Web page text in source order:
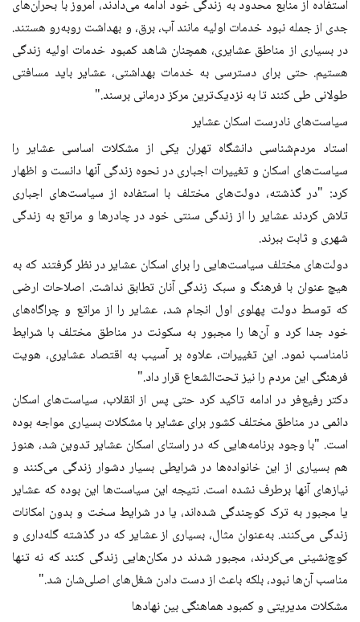
استفاده از منابع محدود به زندگی خود ادامه می‌دادند، امروز با بحران‌های
جدی از جمله نبود خدمات اولیه مانند آب، برق، و بهداشت روبه‌رو هستند.
در بسیاری از مناطق عشایری، همچنان شاهد کمبود خدمات اولیه زندگی
هستیم. حتی برای دسترسی به خدمات بهداشتی، عشایر باید مسافتی
طولانی طی کنند تا به نزدیک‌ترین مرکز درمانی برسند."
سیاست‌های نادرست اسکان عشایر
استاد مردم‌شناسی دانشگاه تهران یکی از مشکلات اساسی عشایر را
سیاست‌های اسکان و تغییرات اجباری در نحوه زندگی آنها دانست و اظهار
کرد: "در گذشته، دولت‌های مختلف با استفاده از سیاست‌های اجباری
تلاش کردند عشایر را از زندگی سنتی خود در چادرها و مراتع به زندگی
شهری و ثابت ببرند.
دولت‌های مختلف سیاست‌هایی را برای اسکان عشایر در نظر گرفتند که به
هیچ عنوان با فرهنگ و سبک زندگی آنان تطابق نداشت. اصلاحات ارضی
که توسط دولت پهلوی اول انجام شد، عشایر را از مراتع و چراگاه‌های
خود جدا کرد و آن‌ها را مجبور به سکونت در مناطق مختلف با شرایط
نامناسب نمود. این تغییرات، علاوه بر آسیب به اقتصاد عشایری، هویت
فرهنگی این مردم را نیز تحت‌الشعاع قرار داد."
دکتر رفیع‌فر در ادامه تاکید کرد حتی پس از انقلاب، سیاست‌های اسکان
دائمی در مناطق مختلف کشور برای عشایر با مشکلات بسیاری مواجه بوده
است. "با وجود برنامه‌هایی که در راستای اسکان عشایر تدوین شد، هنوز
هم بسیاری از این خانواده‌ها در شرایطی بسیار دشوار زندگی می‌کنند و
نیازهای آنها برطرف نشده است. نتیجه این سیاست‌ها این بوده که عشایر
یا مجبور به ترک کوچندگی شده‌اند، یا در شرایط سخت و بدون امکانات
زندگی می‌کنند. به‌عنوان مثال، بسیاری از عشایر که در گذشته گله‌داری و
کوچ‌نشینی می‌کردند، مجبور شدند در مکان‌هایی زندگی کنند که نه تنها
مناسب آن‌ها نبود، بلکه باعث از دست دادن شغل‌های اصلی‌شان شد."
مشکلات مدیریتی و کمبود هماهنگی بین نهادها